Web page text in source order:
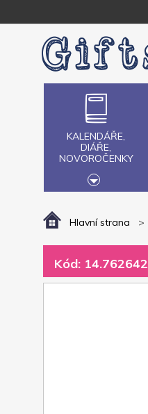
KALENDÁŘE,
DIÁŘE,
NOVOROČENKY
Hlavní strana
Kód: 14.762642